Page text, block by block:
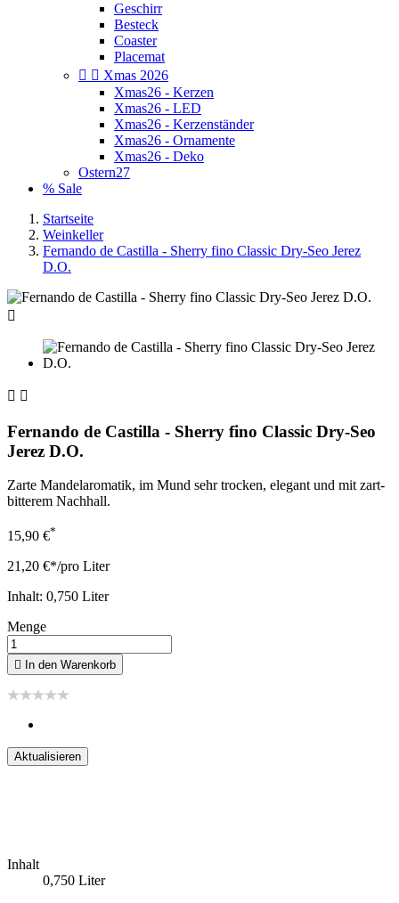
Geschirr
Besteck
Coaster
Placemat
  Xmas 2026
Xmas26 - Kerzen
Xmas26 - LED
Xmas26 - Kerzenständer
Xmas26 - Ornamente
Xmas26 - Deko
Ostern27
% Sale
Startseite
Weinkeller
Fernando de Castilla - Sherry fino Classic Dry-Seo Jerez
D.O.

 
Fernando de Castilla - Sherry fino Classic Dry-Seo
Jerez D.O.
Zarte Mandelaromatik, im Mund sehr trocken, elegant und mit zart-
bitterem Nachhall.
15,90 €*
21,20 €*/pro Liter
Inhalt: 0,750 Liter
Menge
 In den Warenkorb
Inhalt
0,750 Liter